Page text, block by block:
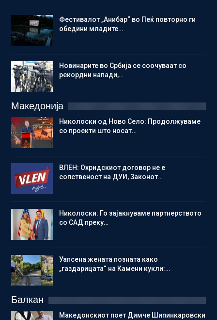
Фестивалот „Анибар“ во Пеќ повторно ги
обедини младите…
Новинарите во Србија се соочуваат со
рекордни напади,…
Македонија
Николоски од Ново Село: Продолжуваме
со проекти што носат…
ВЛЕН: Охридскиот договор не е
сопственост на ДУИ, Законот…
Николоски: Го зајакнуваме партнерството
со САД преку…
Уапсена жената позната како
„газдарицата“ на Камени кукли:…
Балкан
Македонскиот поет Димче Шипинкаровски